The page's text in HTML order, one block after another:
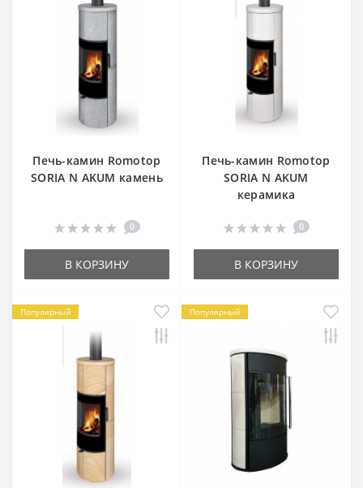
Печь-камин Romotop
SORIA N AKUM камень
0
В КОРЗИНУ
Печь-камин Romotop
SORIA N AKUM
керамика
0
В КОРЗИНУ
Популярный Популярный